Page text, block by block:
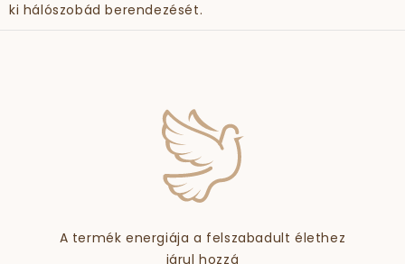
ki hálószobád berendezését.
A termék energiája a felszabadult élethez
járul hozzá